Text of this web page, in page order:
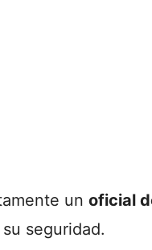
un oficial
su seguridad.